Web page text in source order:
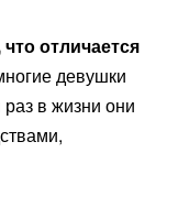
отличается
девушки
раз в жизни они